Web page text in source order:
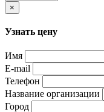
×
Узнать цену
Имя
E-mail
Телефон
Название организации
Город